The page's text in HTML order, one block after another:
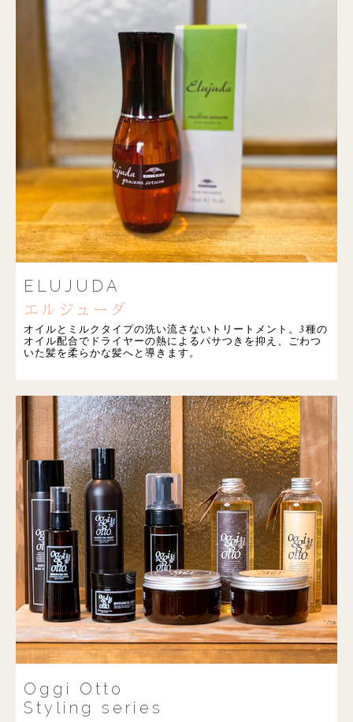
ELUJUDA
エルジューダ
オイルとミルクタイプの洗い流さないトリートメント。3種の
オイル配合でドライヤーの熱によるパサつきを抑え、ごわつ
いた髪を柔らかな髪へと導きます。
Oggi Otto
Styling series